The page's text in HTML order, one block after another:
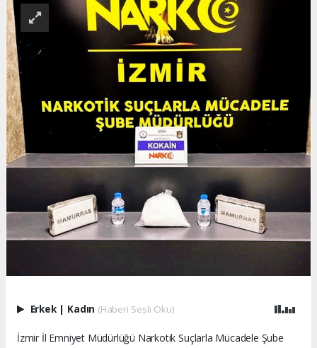
Erkek | Kadın (Haberi Sesli Oku)
İzmir İl Emniyet Müdürlüğü Narkotik Suçlarla Mücadele Şube